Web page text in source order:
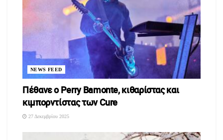
NEWS FEED
Πέθανε ο Perry Bamonte, κιθαρίστας και
κιμπορντίστας των Cure
27 Δεκεμβρίου 2025